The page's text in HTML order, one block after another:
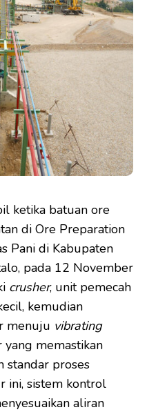
ketika batuan ore
di Ore Preparation
Pani di Kabupaten
pada 12 November
crusher, unit pemecah
kemudian
menuju vibrating
memastikan
standar proses
ini, sistem kontrol
aliran